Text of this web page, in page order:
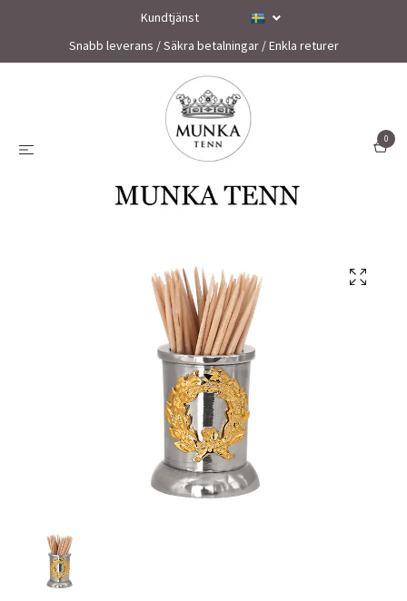
Kundtjänst
Snabb leverans / Säkra betalningar / Enkla returer
0